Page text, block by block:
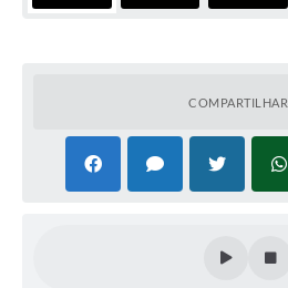
Perguntas e respostas frequentes
COMPARTILHAR